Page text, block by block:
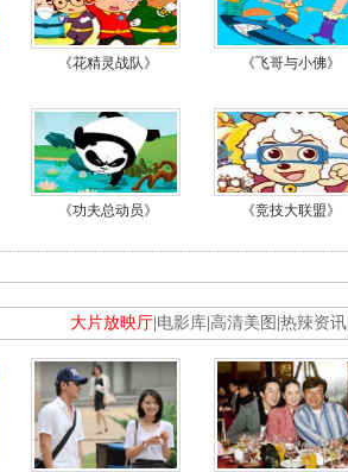
《花精灵战队》 《飞哥与小佛》
《功夫总动员》 《竞技大联盟》
大片放映厅 电影库 高清美图 热辣资讯